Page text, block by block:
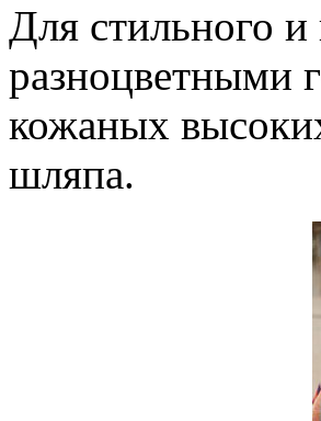
Для стильного и
разноцветными
кожаных
шляпа.